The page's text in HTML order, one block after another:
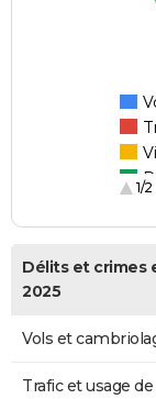
1/2
Délits et crimes
2025
Vols et
Trafic et usage de